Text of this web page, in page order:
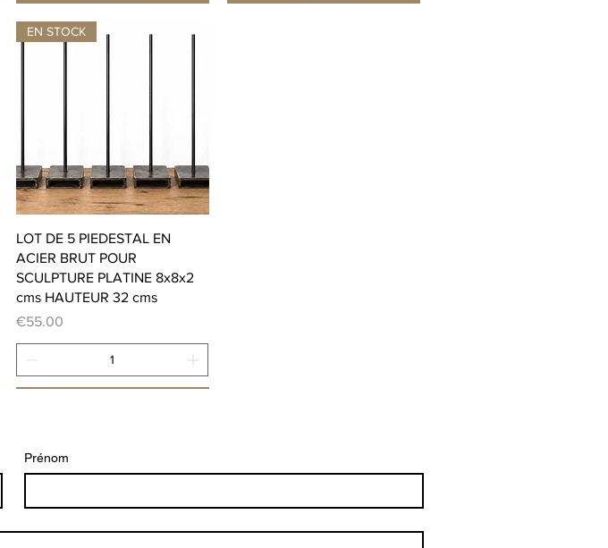
Quick View
EN STOCK
LOT DE 5 PIEDESTAL EN
ACIER BRUT POUR
SCULPTURE PLATINE 8x8x2
cms HAUTEUR 32 cms
Price
€55.00
Prénom